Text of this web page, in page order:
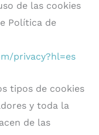
de las cookies
Política de
privacy?hl=es
tipos de cookies
y toda la
de las